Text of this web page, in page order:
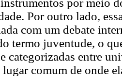
por meio
Por outro lado,
com um debate
termo juventude, o
categorizadas entre
comum de onde